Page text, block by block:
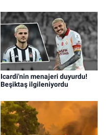
Icardi'nin menajeri duyurdu!
Beşiktaş ilgileniyordu